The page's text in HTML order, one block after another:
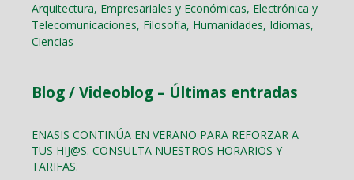
Arquitectura, Empresariales y Económicas, Electrónica y
Telecomunicaciones, Filosofía, Humanidades, Idiomas,
Ciencias
Blog / Videoblog – Últimas entradas
ENASIS CONTINÚA EN VERANO PARA REFORZAR A
TUS HIJ@S. CONSULTA NUESTROS HORARIOS Y
TARIFAS.